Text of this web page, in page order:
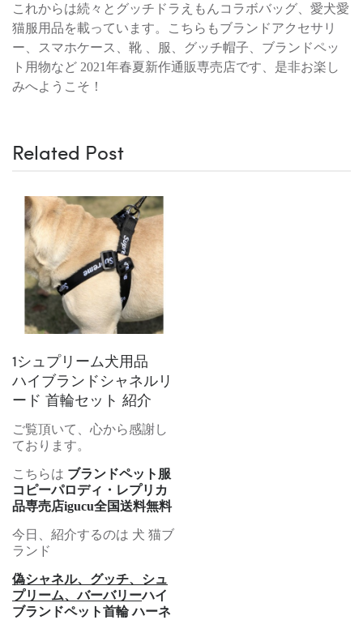
これからは続々とグッチドラえもんコラボバッグ、愛犬愛
猫服用品を載っています。こちらもブランドアクセサリ
ー、スマホケース、靴 、服、グッチ帽子、ブランドペッ
ト用物など 2021年春夏新作通販専売店です、是非お楽し
みへようこそ！
Related Post
1シュプリーム犬用品
ハイブランドシャネルリ
ード 首輪セット 紹介
ご覧頂いて、心から感謝し
ております。
こちらは ブランドペット服
コピーパロディ・レプリカ
品専売店igucu全国送料無料
今日、紹介するのは 犬 猫ブ
ランド
偽シャネル、グッチ、シュ
プリーム、バーバリーハイ
ブランドペット首輪 ハーネ